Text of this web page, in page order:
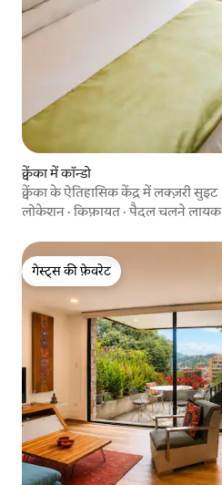
क्वेंका में कॉन्डो
क्वेंका के ऐतिहासिक केंद्र में लक्ज़री सुइट
लोकेशन ·किफ़ायत ·पैदल चलने लायक
गेस्ट्स की फ़ेवरेट
गेस्ट्स की फ़ेवरेट